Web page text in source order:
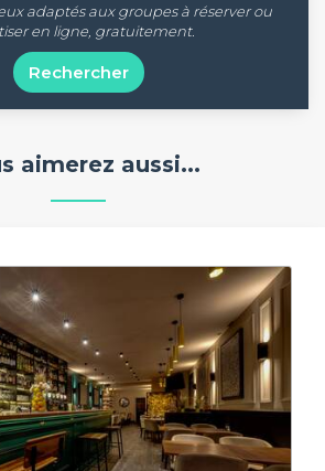
adaptés aux groupes à réserver ou
en ligne, gratuitement.
Rechercher
aimerez aussi...